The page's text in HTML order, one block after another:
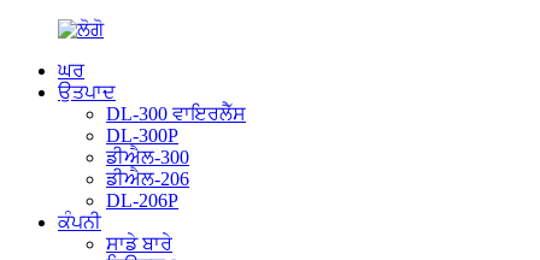
ਘਰ
ਉਤਪਾਦ
DL-300 ਵਾਇਰਲੈੱਸ
DL-300P
ਡੀਐਲ-300
ਡੀਐਲ-206
DL-206P
ਕੰਪਨੀ
ਸਾਡੇ ਬਾਰੇ